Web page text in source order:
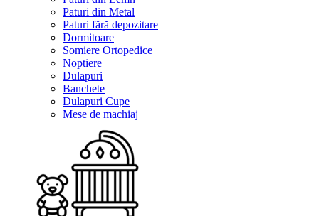
Paturi din Metal
Paturi fără depozitare
Dormitoare
Somiere Ortopedice
Noptiere
Dulapuri
Banchete
Dulapuri Cupe
Mese de machiaj